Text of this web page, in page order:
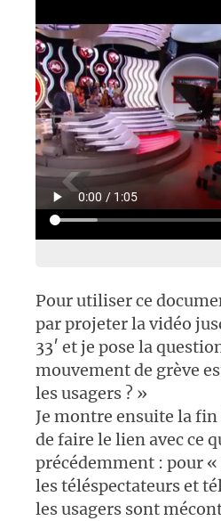
Pour utiliser ce
par projeter la vidéo
33′ et je pose la
mouvement de grève
les usagers ? »
Je montre ensuite la
de faire le lien avec ce
précédemment : pour
les téléspectateurs et
les usagers sont